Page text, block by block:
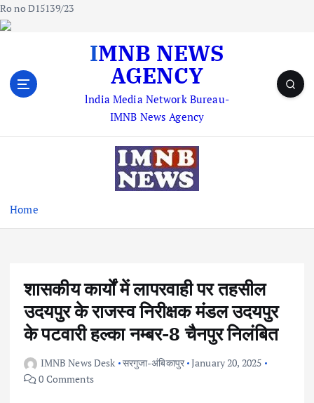
Ro no D15139/23
IMNB NEWS
AGENCY
lndia Media Network Bureau-
IMNB News Agency
Home
शासकीय कार्यों में लापरवाही पर तहसील
उदयपुर के राजस्व निरीक्षक मंडल उदयपुर
के पटवारी हल्का नम्बर-8 चैनपुर निलंबित
IMNB News Desk सरगुजा-अंबिकापुर January 20, 2025
0 Comments